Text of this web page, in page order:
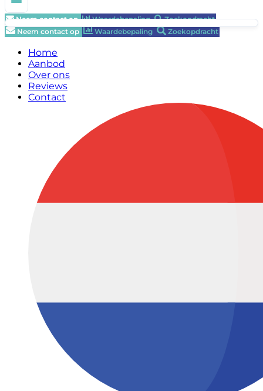
Neem contact op Waardebepaling
Zoekopdracht
Neem contact op
Waardebepaling Zoekopdracht
Home
Aanbod
Over ons
Reviews
Contact